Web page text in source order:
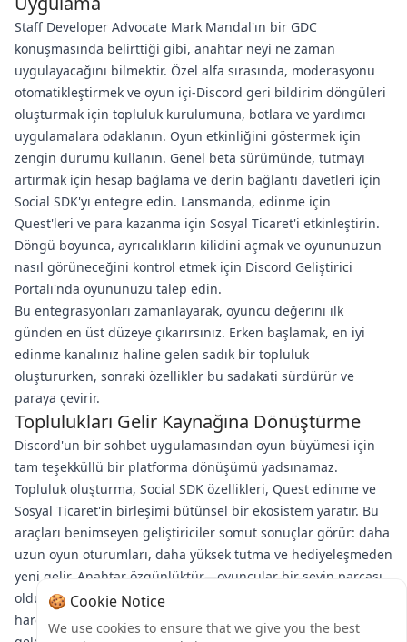
Staff Developer Advocate Mark Mandal'ın bir GDC
konuşmasında belirttiği gibi, anahtar neyi ne zaman
uygulayacağını bilmektir. Özel alfa sırasında, moderasyonu
otomatikleştirmek ve oyun içi-Discord geri bildirim döngüleri
oluşturmak için topluluk kurulumuna, botlara ve yardımcı
uygulamalara odaklanın. Oyun etkinliğini göstermek için
zengin durumu kullanın. Genel beta sürümünde, tutmayı
artırmak için hesap bağlama ve derin bağlantı davetleri için
Social SDK'yı entegre edin. Lansmanda, edinme için
Quest'leri ve para kazanma için Sosyal Ticaret'i etkinleştirin.
Döngü boyunca, ayrıcalıkların kilidini açmak ve oyununuzun
nasıl görüneceğini kontrol etmek için Discord Geliştirici
Portalı'nda oyununuzu talep edin.
Bu entegrasyonları zamanlayarak, oyuncu değerini ilk
günden en üst düzeye çıkarırsınız. Erken başlamak, en iyi
edinme kanalınız haline gelen sadık bir topluluk
oluştururken, sonraki özellikler bu sadakati sürdürür ve
paraya çevirir.
Toplulukları Gelir Kaynağına Dönüştürme
Discord'un bir sohbet uygulamasından oyun büyümesi için
tam teşekküllü bir platforma dönüşümü yadsınamaz.
Topluluk oluşturma, Social SDK özellikleri, Quest edinme ve
Sosyal Ticaret'in birleşimi bütünsel bir ekosistem yaratır. Bu
araçları benimseyen geliştiriciler somut sonuçlar görür: daha
uzun oyun oturumları, daha yüksek tutma ve hediyeleşmeden
yeni gelir. Anahtar özgünlüktür—oyuncular bir şeyin parçası
olduklarını hissettikleri için kalır ve sosyal olduğu için
harcarlar. Discord yenilik yapmaya devam ettikçe, platform
🍪 Cookie Notice
We use cookies to ensure that we give you the best